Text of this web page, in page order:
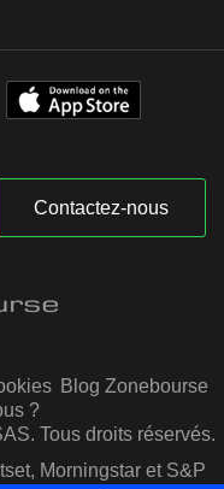
Contactez-nous
Blog Zonebourse
?
Tous droits réservés.
Morningstar et S&P